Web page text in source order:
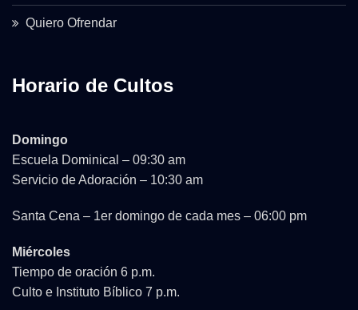
Quiero Ofrendar
Horario de Cultos
Domingo
Escuela Dominical – 09:30 am
Servicio de Adoración – 10:30 am
Santa Cena – 1er domingo de cada mes – 06:00 pm
Miércoles
Tiempo de oración 6 p.m.
Culto e Instituto Bíblico 7 p.m.